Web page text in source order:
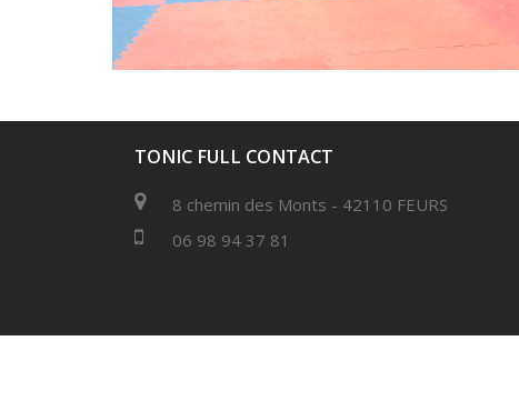
TONIC FULL CONTACT
8 chemin des Monts - 42110 FEURS
06 98 94 37 81